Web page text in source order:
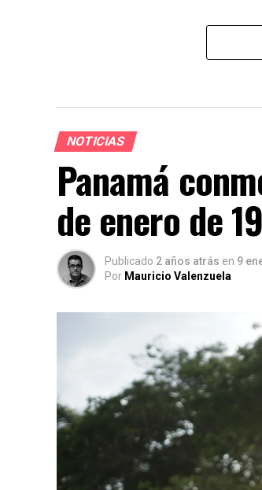
NOTICIAS
Panamá
de enero de
Publicado 2 años atrás en 9
Por Mauricio Valenzuela